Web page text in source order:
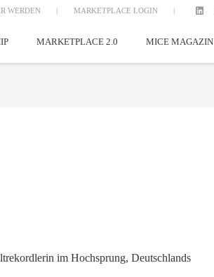
WERDEN | MARKETPLACE LOGIN |
MARKETPLACE 2.0 MICE MAGAZIN
im Hochsprung, Deutschlands